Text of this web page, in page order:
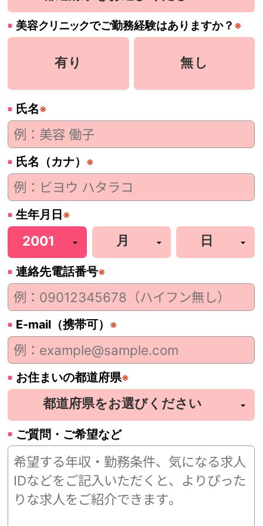
美容クリニックでご勤務経験はありますか？ ※
有り 無し
氏名※
氏名（カナ） ※
生年月日 ※
連絡先電話番号※
E-mail（携帯可） ※
お住まいの都道府県※
ご質問・ご希望など